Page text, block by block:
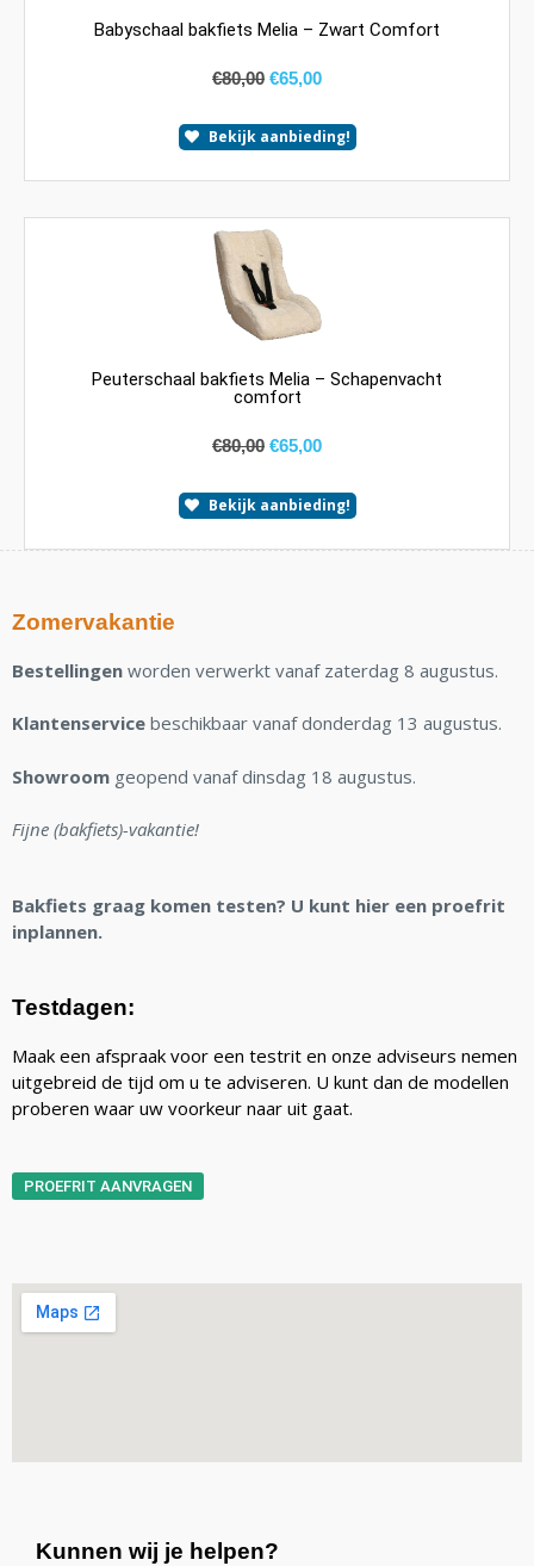
Babyschaal bakfiets Melia – Zwart Comfort
€80,00 €65,00
Bekijk aanbieding!
Peuterschaal bakfiets Melia – Schapenvacht
comfort
€80,00 €65,00
Bekijk aanbieding!
Zomervakantie
Bestellingen worden verwerkt vanaf zaterdag 8 augustus.
Klantenservice beschikbaar vanaf donderdag 13 augustus.
Showroom geopend vanaf dinsdag 18 augustus.
Fijne (bakfiets)-vakantie!
Bakfiets graag komen testen? U kunt hier een proefrit
inplannen.
Testdagen:
Maak een afspraak voor een testrit en onze adviseurs nemen
uitgebreid de tijd om u te adviseren. U kunt dan de modellen
proberen waar uw voorkeur naar uit gaat.
PROEFRIT AANVRAGEN
Kunnen wij je helpen?